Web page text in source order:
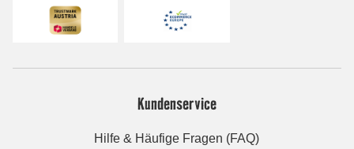
Kundenservice
Hilfe & Häufige Fragen (FAQ)